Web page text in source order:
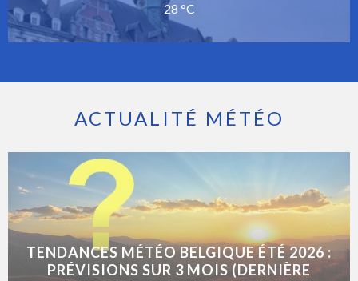
28 °C
ACTUALITÉ MÉTÉO
TENDANCES MÉTÉO BELGIQUE ÉTÉ 2026 :
PRÉVISIONS SUR 3 MOIS (DERNIÈRE